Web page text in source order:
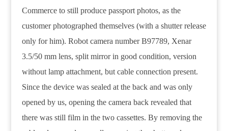
Commerce to still produce passport photos, as the
customer photographed themselves (with a shutter release
only for him). Robot camera number B97789, Xenar
3.5/50 mm lens, split mirror in good condition, version
without lamp attachment, but cable connection present.
Since the device was sealed at the back and was only
opened by us, opening the camera back revealed that
there was still film in the two cassettes. By removing the